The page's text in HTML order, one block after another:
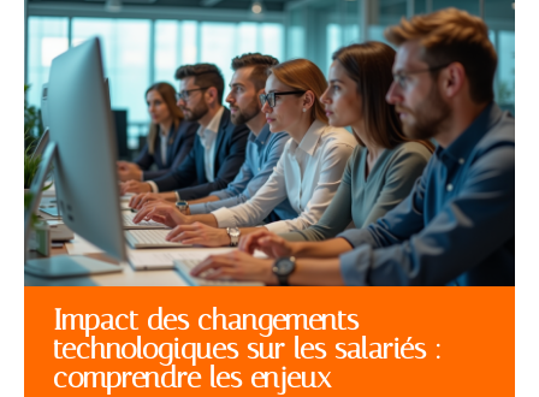
Impact des changements
technologiques sur les salariés :
comprendre les enjeux